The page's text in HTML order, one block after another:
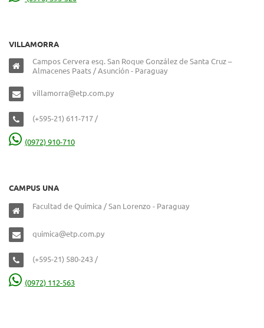
VILLAMORRA
Campos Cervera esq. San Roque González de Santa Cruz –
Almacenes Paats / Asunción - Paraguay
villamorra@etp.com.py
(+595-21) 611-717 /
(0972) 910-710
CAMPUS UNA
Facultad de Química / San Lorenzo - Paraguay
quimica@etp.com.py
(+595-21) 580-243 /
(0972) 112-563